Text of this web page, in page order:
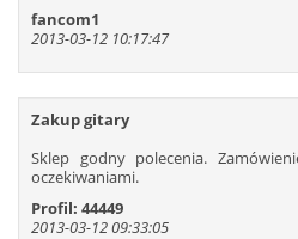
fancom1
2013-03-12 10:17:47
Zakup gitary
Sklep godny polecenia.
oczekiwaniami.
Profil: 44449
2013-03-12 09:33:05